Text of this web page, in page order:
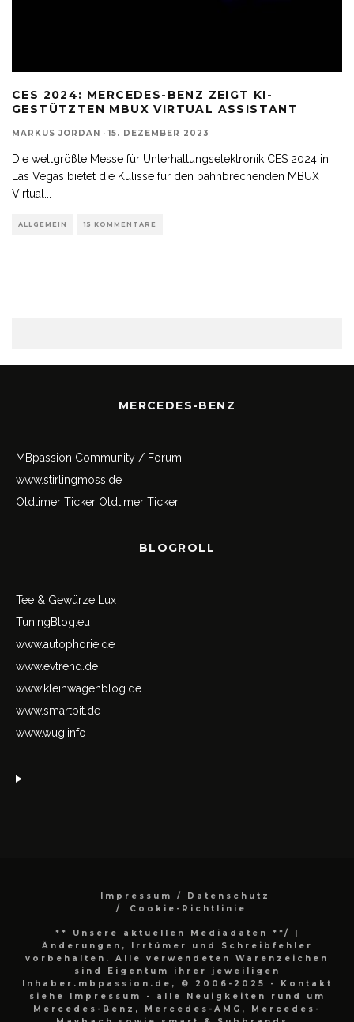
CES 2024: MERCEDES-BENZ ZEIGT KI-
GESTÜTZTEN MBUX VIRTUAL ASSISTANT
MARKUS JORDAN · 15. DEZEMBER 2023
Die weltgrößte Messe für Unterhaltungselektronik CES 2024 in
Las Vegas bietet die Kulisse für den bahnbrechenden MBUX
Virtual
ALLGEMEIN 15 KOMMENTARE
MERCEDES-BENZ
MBpassion Community / Forum
www.stirlingmoss.de
Oldtimer Ticker Oldtimer Ticker
BLOGROLL
Tee & Gewürze Lux
TuningBlog.eu
www.autophorie.de
www.evtrend.de
www.kleinwagenblog.de
www.smartpit.de
www.wug.info
Impressum / Datenschutz
Cookie-Richtlinie
** Unsere aktuellen Mediadaten **/
|
Änderungen, Irrtümer und Schreibfehler
vorbehalten. Alle verwendeten Warenzeichen
sind Eigentum ihrer jeweiligen
Inhaber.mbpassion.de, © 2006-2025 - Kontakt
siehe Impressum - alle Neuigkeiten rund um
Mercedes-Benz, Mercedes-AMG, Mercedes-